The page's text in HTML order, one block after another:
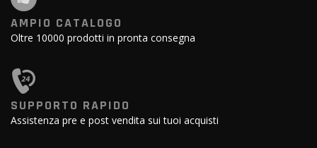
AMPIO CATALOGO
Oltre 10000 prodotti in pronta consegna
SUPPORTO RAPIDO
Assistenza pre e post vendita sui tuoi acquisti